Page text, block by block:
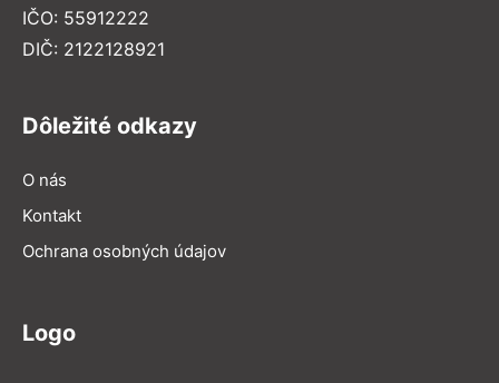
IČO: 55912222
DIČ: 2122128921
Dôležité odkazy
O nás
Kontakt
Ochrana osobných údajov
Logo